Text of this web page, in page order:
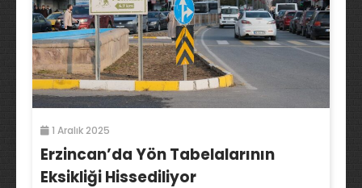
1 Aralık 2025
Erzincan’da Yön Tabelalarının
Eksikliği Hissediliyor